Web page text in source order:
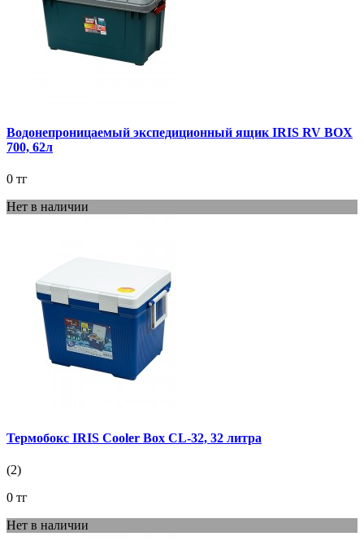
Водонепроницаемый экспедиционный ящик IRIS RV BOX
700, 62л
0 тг
Нет в наличии
Термобокс IRIS Cooler Box CL-32, 32 литра
(2)
0 тг
Нет в наличии